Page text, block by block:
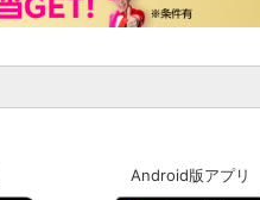
Android版アプリ